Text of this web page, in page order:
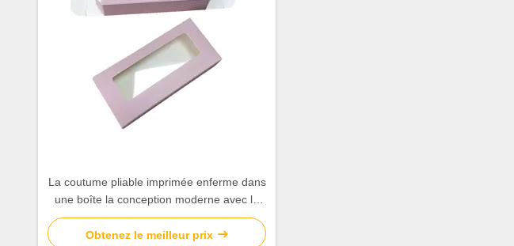
La coutume pliable imprimée enferme dans
une boîte la conception moderne avec la
fenêtre transparente
Obtenez le meilleur prix